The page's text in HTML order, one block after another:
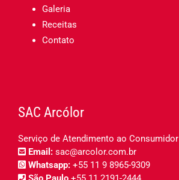
Galeria
Receitas
Contato
SAC Arcólor
Serviço de Atendimento ao Consumidor
Email: sac@arcolor.com.br
Whatsapp: +55 11 9 8965-9309